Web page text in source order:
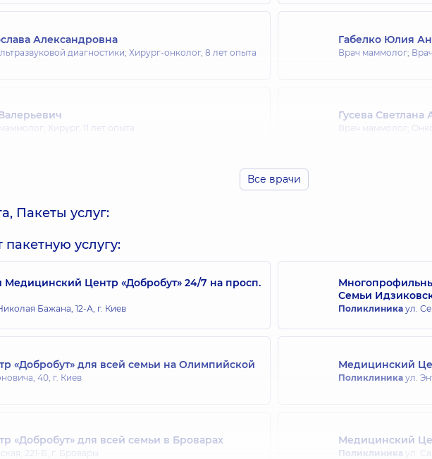
Александровна
диагностики; Хирург-онколог, 8 лет опыта
Габелко Юлия
Врач маммолог;
Хирург, 11 лет опыта
Гусева Светлана
Врач маммолог;
Хирург-онколог, 7 лет опыта
Все врачи
Пакеты услуг:
услугу:
Центр «Добробут» 24/7 на просп.
Бажана, 12-А, г. Киев
Семьи
Поликлиника ул.
«Добробут» для всей семьи на Олимпийской
40, г. Киев
Медицинский
Поликлиника ул.
«Добробут» для всей семьи в Броварах
221-Б, г. Бровары
Медицинский
Поликлиника ул.